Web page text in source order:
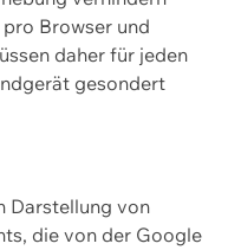
Browser und
daher für jeden
gesondert
Darstellung von
die von der Google